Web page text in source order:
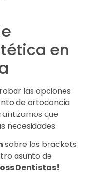
en
las opciones
de ortodoncia
que
necesidades.
sobre los brackets
asunto de
Dentistas!